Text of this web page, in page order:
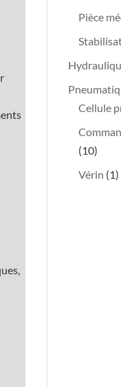
Pièce
Cellule
1010
Vérin 11